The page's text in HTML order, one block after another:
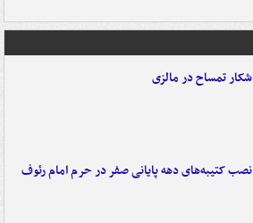
شکار تمساح در مالزی
نصب کتیبه‌های دهه پایانی صفر در حرم امام رئوف